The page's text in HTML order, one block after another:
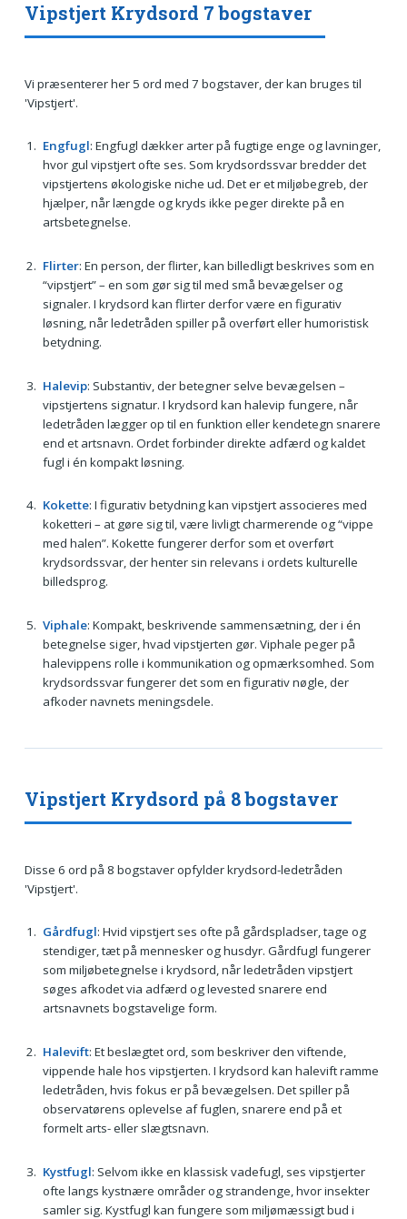
Vipstjert Krydsord 7 bogstaver
Vi præsenterer her 5 ord med 7 bogstaver, der kan bruges til
'Vipstjert'.
Engfugl: Engfugl dækker arter på fugtige enge og lavninger,
hvor gul vipstjert ofte ses. Som krydsordssvar bredder det
vipstjertens økologiske niche ud. Det er et miljøbegreb, der
hjælper, når længde og kryds ikke peger direkte på en
artsbetegnelse.
Flirter: En person, der flirter, kan billedligt beskrives som en
“vipstjert” – en som gør sig til med små bevægelser og
signaler. I krydsord kan flirter derfor være en figurativ
løsning, når ledetråden spiller på overført eller humoristisk
betydning.
Halevip: Substantiv, der betegner selve bevægelsen –
vipstjertens signatur. I krydsord kan halevip fungere, når
ledetråden lægger op til en funktion eller kendetegn snarere
end et artsnavn. Ordet forbinder direkte adfærd og kaldet
fugl i én kompakt løsning.
Kokette: I figurativ betydning kan vipstjert associeres med
koketteri – at gøre sig til, være livligt charmerende og “vippe
med halen”. Kokette fungerer derfor som et overført
krydsordssvar, der henter sin relevans i ordets kulturelle
billedsprog.
Viphale: Kompakt, beskrivende sammensætning, der i én
betegnelse siger, hvad vipstjerten gør. Viphale peger på
halevippens rolle i kommunikation og opmærksomhed. Som
krydsordssvar fungerer det som en figurativ nøgle, der
afkoder navnets meningsdele.
Vipstjert Krydsord på 8 bogstaver
Disse 6 ord på 8 bogstaver opfylder krydsord-ledetråden
'Vipstjert'.
Gårdfugl: Hvid vipstjert ses ofte på gårdspladser, tage og
stendiger, tæt på mennesker og husdyr. Gårdfugl fungerer
som miljøbetegnelse i krydsord, når ledetråden vipstjert
søges afkodet via adfærd og levested snarere end
artsnavnets bogstavelige form.
Halevift: Et beslægtet ord, som beskriver den viftende,
vippende hale hos vipstjerten. I krydsord kan halevift ramme
ledetråden, hvis fokus er på bevægelsen. Det spiller på
observatørens oplevelse af fuglen, snarere end på et
formelt arts- eller slægtsnavn.
Kystfugl: Selvom ikke en klassisk vadefugl, ses vipstjerter
ofte langs kystnære områder og strandenge, hvor insekter
samler sig. Kystfugl kan fungere som miljømæssigt bud i